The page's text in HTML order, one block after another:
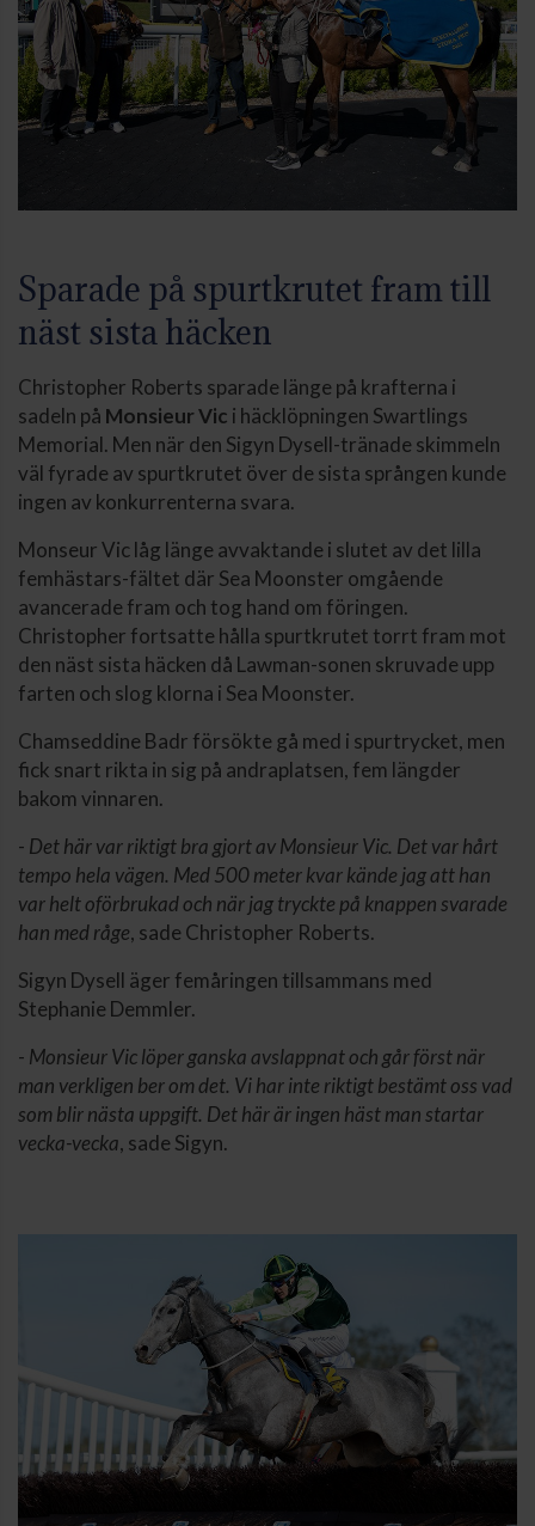
Sparade på spurtkrutet fram till
näst sista häcken
Christopher Roberts sparade länge på krafterna i
sadeln på Monsieur Vic i häcklöpningen Swartlings
Memorial. Men när den Sigyn Dysell-tränade skimmeln
väl fyrade av spurtkrutet över de sista sprången kunde
ingen av konkurrenterna svara.
Monseur Vic låg länge avvaktande i slutet av det lilla
femhästars-fältet där Sea Moonster omgående
avancerade fram och tog hand om föringen.
Christopher fortsatte hålla spurtkrutet torrt fram mot
den näst sista häcken då Lawman-sonen skruvade upp
farten och slog klorna i Sea Moonster.
Chamseddine Badr försökte gå med i spurtrycket, men
fick snart rikta in sig på andraplatsen, fem längder
bakom vinnaren.
- Det här var riktigt bra gjort av Monsieur Vic. Det var hårt
tempo hela vägen. Med 500 meter kvar kände jag att han
var helt oförbrukad och när jag tryckte på knappen svarade
han med råge, sade Christopher Roberts.
Sigyn Dysell äger femåringen tillsammans med
Stephanie Demmler.
- Monsieur Vic löper ganska avslappnat och går först när
man verkligen ber om det. Vi har inte riktigt bestämt oss vad
som blir nästa uppgift. Det här är ingen häst man startar
vecka-vecka, sade Sigyn.